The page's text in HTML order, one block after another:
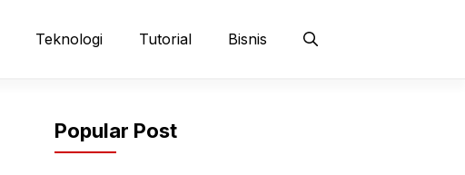
Teknologi Tutorial Bisnis
Popular Post